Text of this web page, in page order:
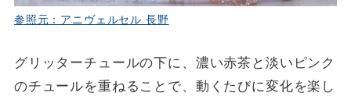
参照元：アニヴェルセル 長野
グリッターチュールの下に、濃い赤茶と淡いピンク
のチュールを重ねることで、動くたびに変化を楽し